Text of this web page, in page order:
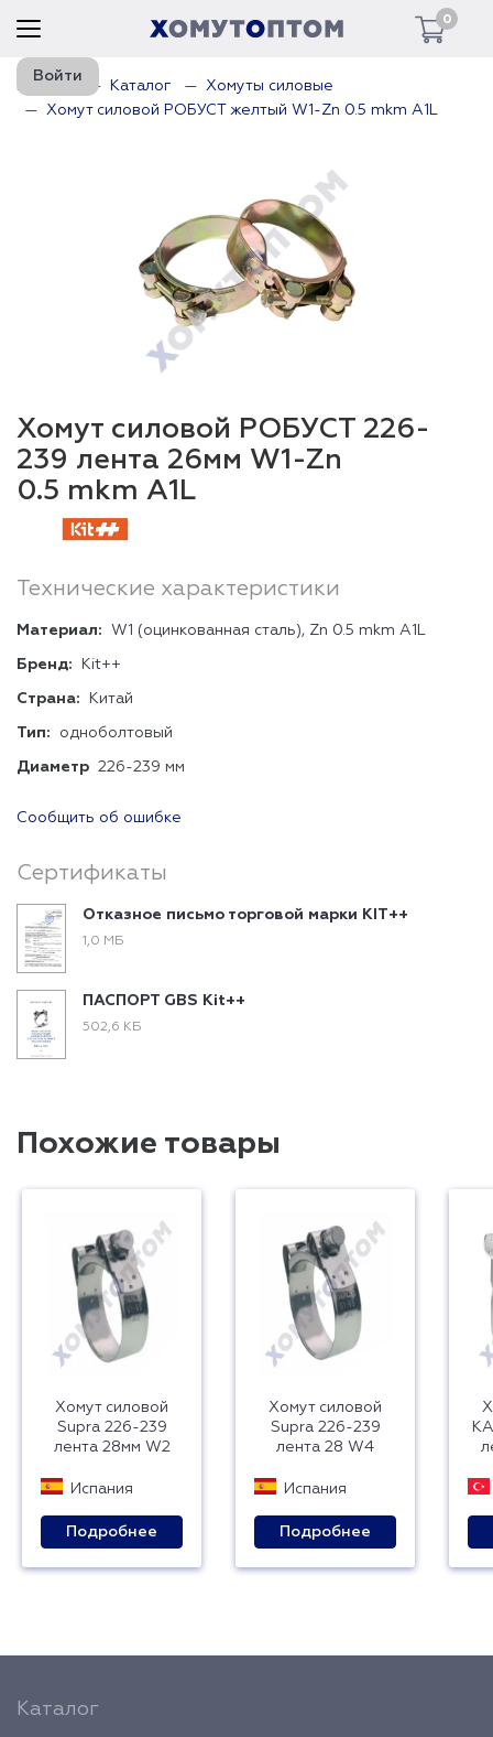
0
Войти
Главная Каталог
Хомуты силовые
Хомут силовой РОБУСТ желтый W1-Zn 0.5 mkm A1L
Хомут силовой РОБУСТ 226-
239 лента 26мм W1-Zn
0.5 mkm A1L
Технические характеристики
Материал: W1 (оцинкованная сталь), Zn 0.5 mkm A1L
Бренд: Kit++
Страна: Китай
Тип: одноболтовый
Диаметр 226-239 мм
Сообщить об ошибке
Сертификаты
Отказное письмо торговой марки KIT++
1,0 МБ
ПАСПОРТ GBS Kit++
502,6 КБ
Похожие товары
Хомут силовой
Supra 226-239
лента 28мм W2
Испания
Подробнее
Хомут силовой
Supra 226-239
лента 28 W4
Испания
Подробнее
Каталог